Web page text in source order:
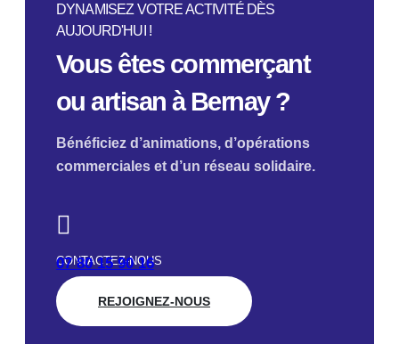
DYNAMISEZ VOTRE ACTIVITÉ DÈS
AUJOURD'HUI !
Vous êtes commerçant
ou artisan à Bernay ?
Bénéficiez d’animations, d’opérations
commerciales et d’un réseau solidaire.
CONTACTEZ-NOUS
07 80 15 90 16
REJOIGNEZ-NOUS